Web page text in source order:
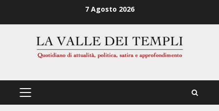
7 Agosto 2026
PRIMÄRES